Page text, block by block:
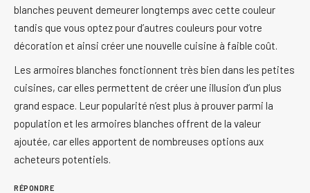
blanches peuvent demeurer longtemps avec cette couleur
tandis que vous optez pour d’autres couleurs pour votre
décoration et ainsi créer une nouvelle cuisine à faible coût.
Les armoires blanches fonctionnent très bien dans les petites
cuisines, car elles permettent de créer une illusion d’un plus
grand espace. Leur popularité n’est plus à prouver parmi la
population et les armoires blanches offrent de la valeur
ajoutée, car elles apportent de nombreuses options aux
acheteurs potentiels.
RÉPONDRE